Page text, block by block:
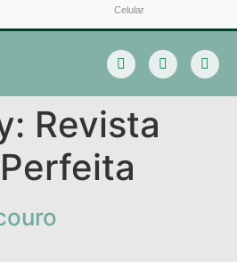
Celular
Revista